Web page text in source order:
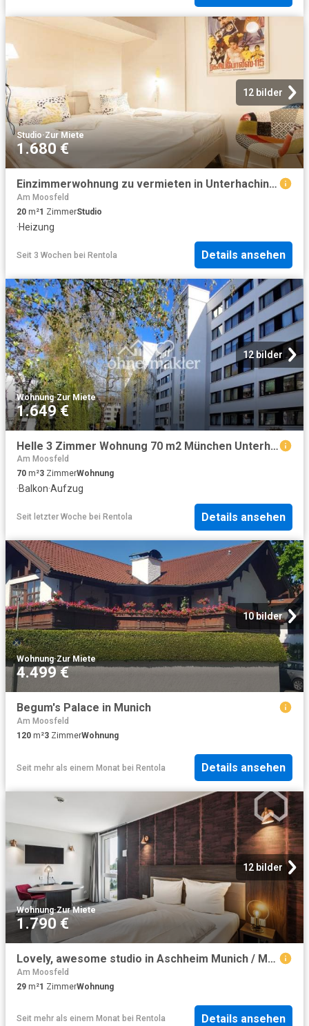
12 bilder
Studio·Zur Miete
1.680 €
Einzimmerwohnung zu vermieten in Unterhaching, München
Am Moosfeld
20 m²1 ZimmerStudio
·Heizung
Seit 3 Wochen bei Rentola Details ansehen
12 bilder
Wohnung·Zur Miete
1.649 €
Helle 3 Zimmer Wohnung 70 m2 München Unterhaching mit Balkon Erstbezug nach Vollrenovierung
Am Moosfeld
70 m²3 ZimmerWohnung
·Balkon·Aufzug
Seit letzter Woche bei Rentola Details ansehen
10 bilder
Wohnung·Zur Miete
4.499 €
Begum's Palace in Munich
Am Moosfeld
120 m²3 ZimmerWohnung
Seit mehr als einem Monat bei Rentola Details ansehen
12 bilder
Wohnung·Zur Miete
1.790 €
Lovely, awesome studio in Aschheim Munich / Metro: Riem
Am Moosfeld
29 m²1 ZimmerWohnung
Seit mehr als einem Monat bei Rentola Details ansehen